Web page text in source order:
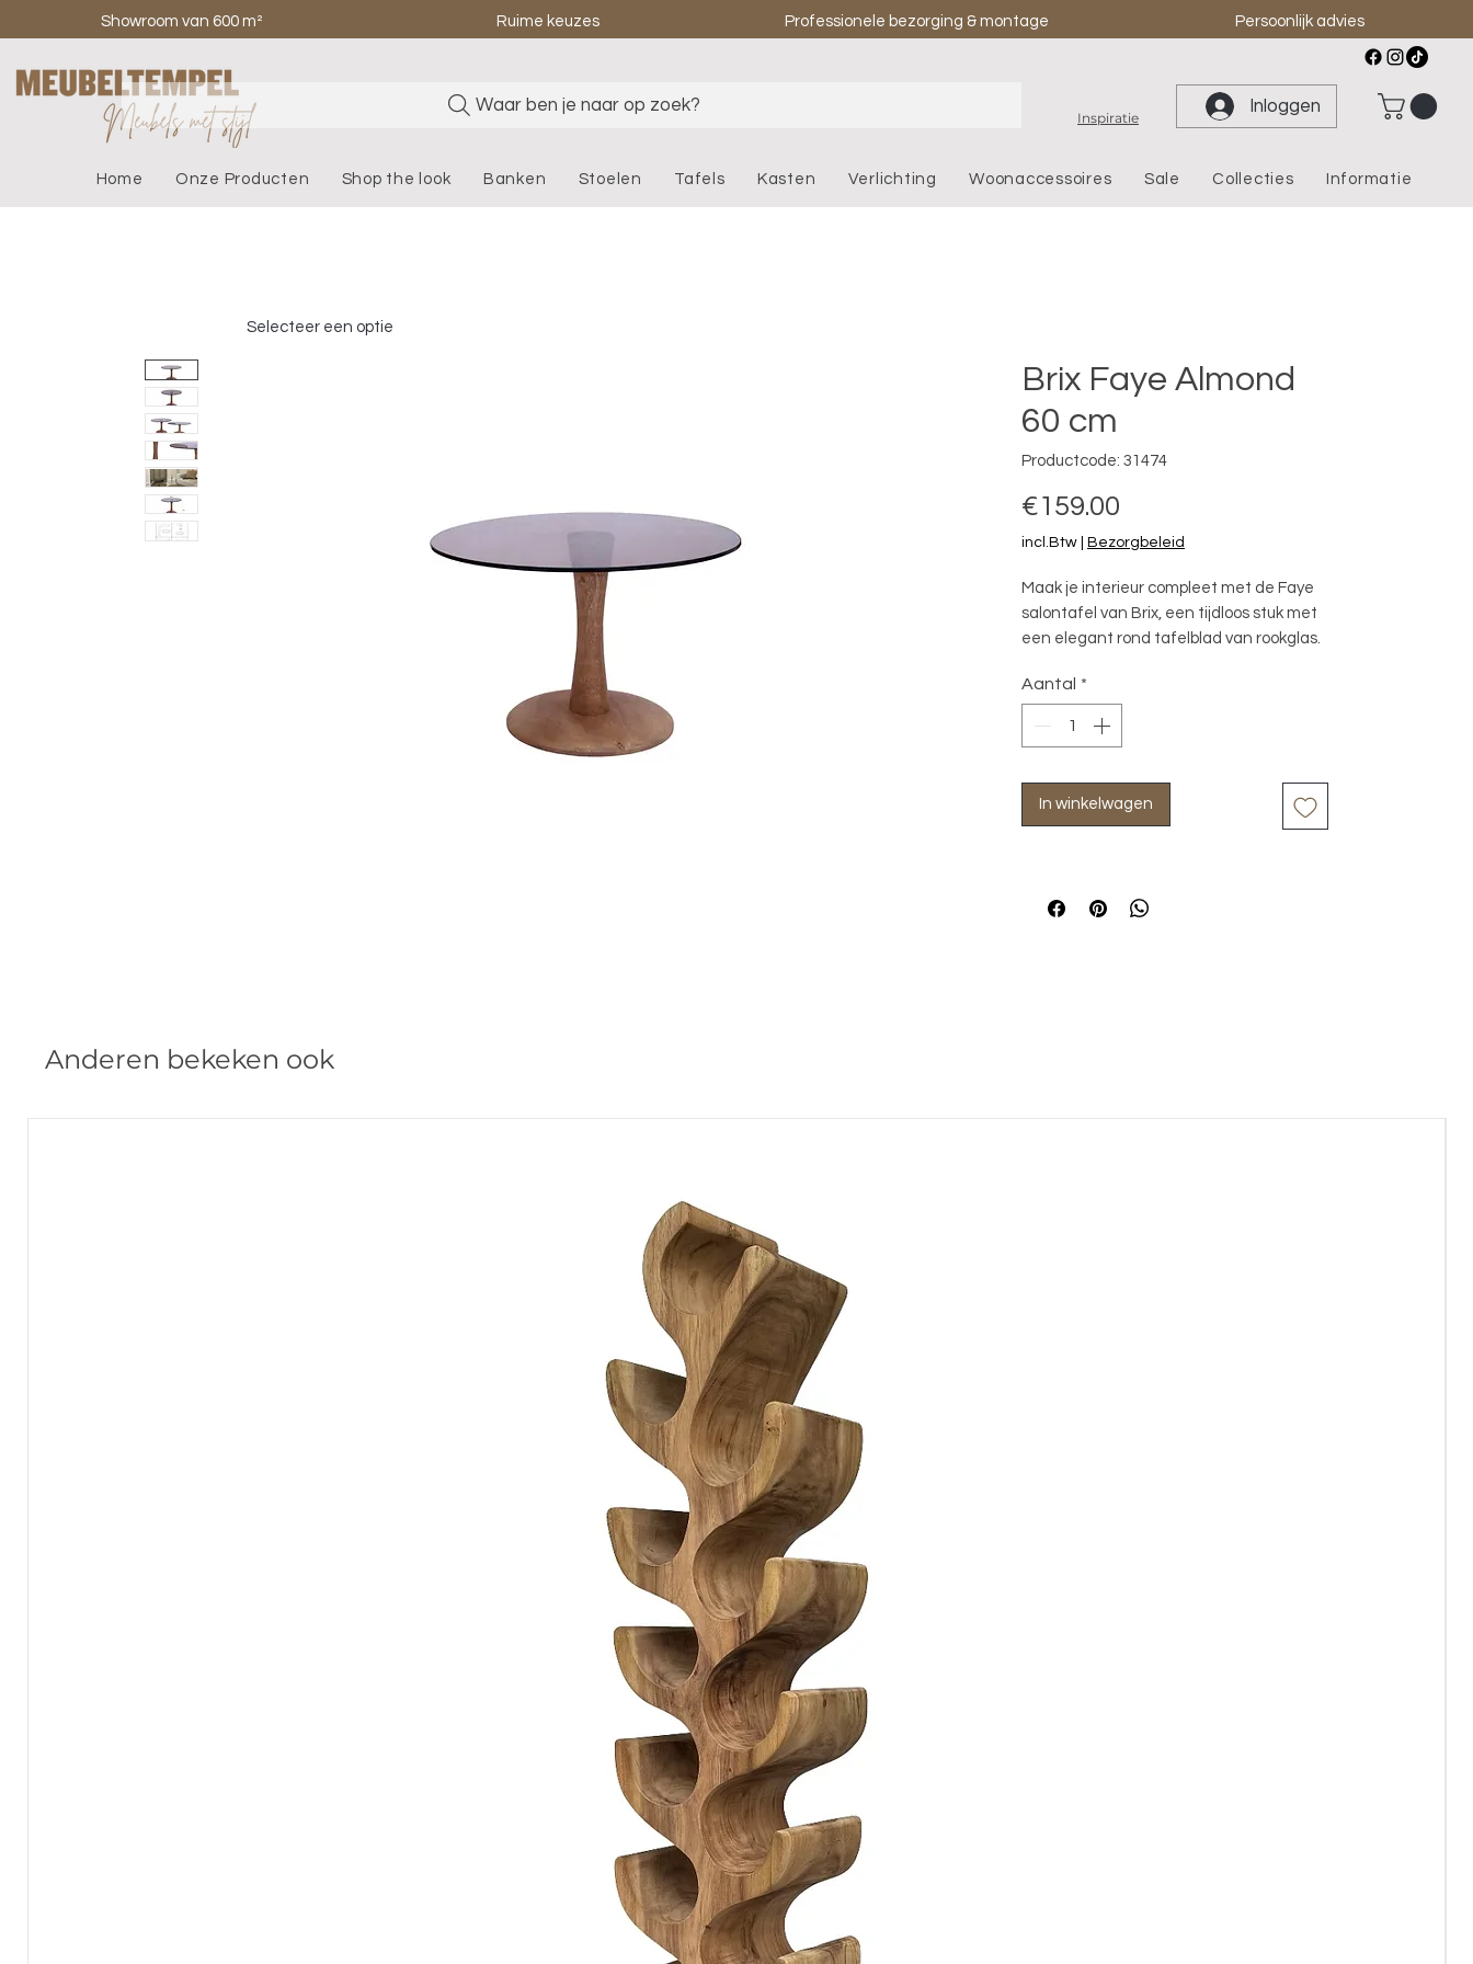
Showroom van 600 m² Ruime keuzes Professionele bezorging & montage Persoonlijk advies
Waar ben je naar op zoek?
Inspiratie
Inloggen
Home Onze Producten Shop the look Banken Stoelen Tafels Kasten Verlichting Woonaccessoires Sale Collecties Informatie
Brix Faye Almond
60 cm
Productcode: 31474
€159.00
incl.Btw Bezorgbeleid
Maak je interieur compleet met de Faye
salontafel van Brix, een tijdloos stuk met
een elegant rond tafelblad van rookglas.
trompetvoet zorgen voor een verfijnde
uitstraling in elke ruimte. Voeg een
vleugje luxe toe aan je woonkamer met
Aantal *
In winkelwagen
Selecteer een optie
Anderen bekeken ook